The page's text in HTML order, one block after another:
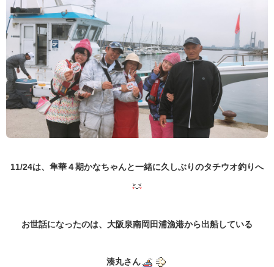
11/24は、隼華４期かなちゃんと一緒に久しぶりのタチウオ釣りへ
お世話になったのは、大阪泉南岡田浦漁港から出船している
湊丸さん